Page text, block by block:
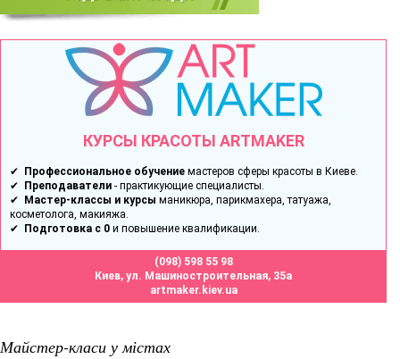
КУРСЫ КРАСОТЫ ARTMAKER
✔ Профессиональное обучение мастеров сферы красоты в Киеве.
✔ Преподаватели - практикующие специалисты.
✔ Мастер-классы и курсы маникюра, парикмахера, татуажа,
косметолога, макияжа.
✔ Подготовка с 0 и повышение квалификации.
(098) 598 55 98
Киев, ул. Машиностроительная, 35а
artmaker.kiev.ua
Майстер-класи у містах